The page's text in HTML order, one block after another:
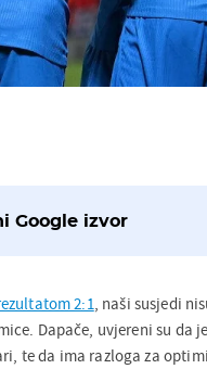
Google izvor
2:1, naši susjedi
Dapače, uvjereni su da je
te da ima razloga za